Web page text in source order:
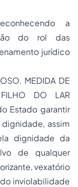
a
do rol das
jurídico
MEDIDA DE
FILHO DO LAR
Estado garantir
assim
dignidade da
de qualquer
vexatório
inviolabilidade